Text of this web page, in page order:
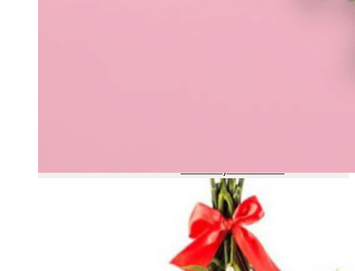
Bodas y bautizos
Cumpleaños